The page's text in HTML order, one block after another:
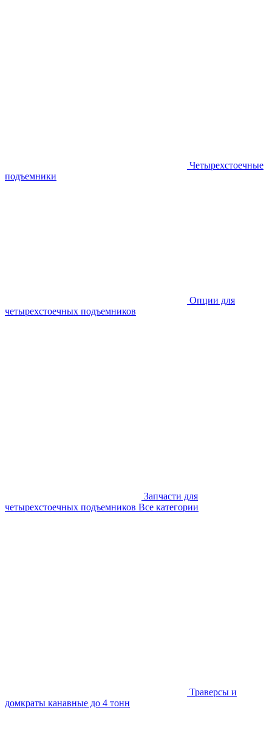
Четырехстоечные
подъемники
Опции для
четырехстоечных подъемников
Запчасти для
четырехстоечных подъемников Все категории
Траверсы и
домкраты канавные до 4 тонн